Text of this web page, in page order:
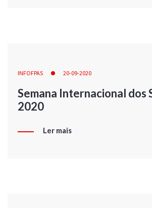
INFOFPAS 20-09-2020
Semana Internacional dos
2020
Ler mais